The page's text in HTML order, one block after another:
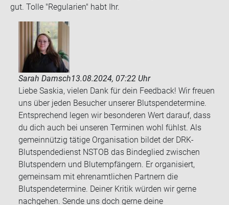
gut. Tolle "Re­gu­la­ri­en" habt Ihr.
Sarah Damsch13.08.2024, 07:22 Uhr
Liebe Saskia, vielen Dank für dein Feedback! Wir freuen
uns über jeden Besucher unserer Blutspendetermine.
Entsprechend legen wir besonderen Wert darauf, dass
du dich auch bei unseren Terminen wohl fühlst. Als
gemeinnützig tätige Organisation bildet der DRK-
Blutspendedienst NSTOB das Bindeglied zwischen
Blutspendern und Blutempfängern. Er organisiert,
gemeinsam mit ehrenamtlichen Partnern die
Blutspendetermine. Deiner Kritik würden wir gerne
nachgehen. Sende uns doch gerne deine